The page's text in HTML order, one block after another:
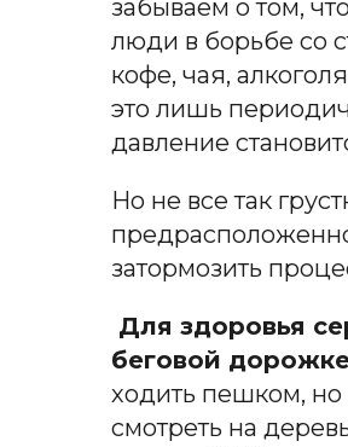
забываем о том,
люди в борьбе со
кофе, чая,
это лишь
давление
Но не все так
затормозить
Для здоровья
беговой
ходить пешком, но
смотреть на